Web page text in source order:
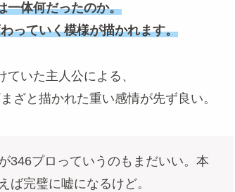
一体何だったのか。
っていく模様が描かれます。
いた主人公による、
ざと描かれた重い感情が先ず良い。
346プロっていうのもまだいい。本
ば完璧に嘘になるけど。